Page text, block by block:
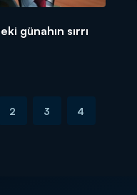
günahın sırrı
2 3 4